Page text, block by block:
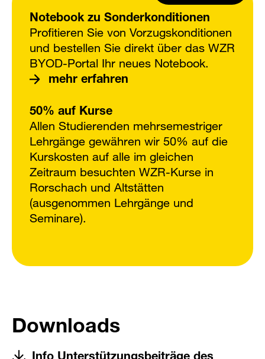
Notebook zu Sonderkonditionen
Profitieren Sie von Vorzugskonditionen
und bestellen Sie direkt über das WZR
BYOD-Portal Ihr neues Notebook.
mehr erfahren
50% auf Kurse
Allen Studierenden mehrsemestriger
Lehrgänge gewähren wir 50% auf die
Kurskosten auf alle im gleichen
Zeitraum besuchten WZR-Kurse in
Rorschach und Altstätten
(ausgenommen Lehrgänge und
Seminare).
Downloads
Info Unterstützungsbeiträge des